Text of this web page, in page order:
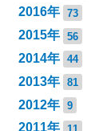
2016年 73
2015年 56
2014年 44
2013年 81
2012年 9
2011年 11